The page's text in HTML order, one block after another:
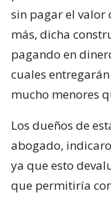
sin pagar el valor
más, dicha
pagando en
cuales
mucho menores
Los dueños de
abogado,
ya que esto
que permitiría